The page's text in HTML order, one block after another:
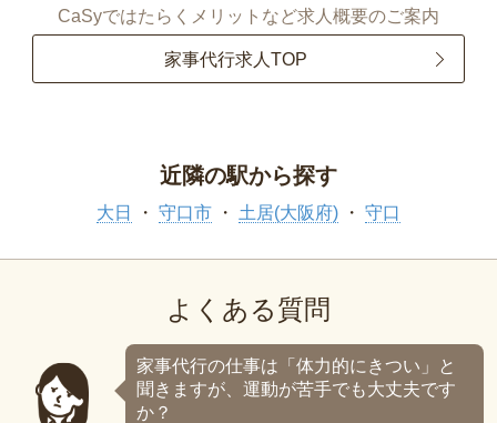
CaSyではたらくメリットなど求人概要のご案内
家事代行求人TOP
近隣の駅から探す
大日 守口市 土居(大阪府) 守口
よくある質問
家事代行の仕事は「体力的にきつい」と
聞きますが、運動が苦手でも大丈夫です
か？